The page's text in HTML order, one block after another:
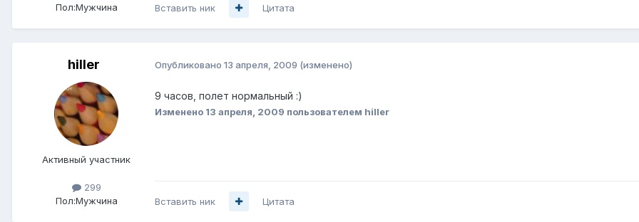
Пол:Мужчина Вставить ник Цитата
hiller
Активный участник
299
Пол:Мужчина
Опубликовано 13 апреля, 2009 (изменено)
9 часов, полет нормальный :)
Изменено 13 апреля, 2009 пользователем hiller
Вставить ник Цитата